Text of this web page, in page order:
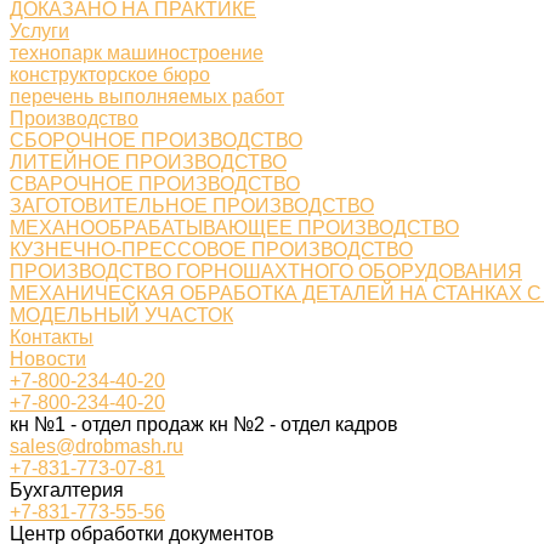
ДОКАЗАНО НА ПРАКТИКЕ
Услуги
технопарк машиностроение
конструкторское бюро
перечень выполняемых работ
Производство
СБОРОЧНОЕ ПРОИЗВОДСТВО
ЛИТЕЙНОЕ ПРОИЗВОДСТВО
СВАРОЧНОЕ ПРОИЗВОДСТВО
ЗАГОТОВИТЕЛЬНОЕ ПРОИЗВОДСТВО
МЕХАНООБРАБАТЫВАЮЩЕЕ ПРОИЗВОДСТВО
КУЗНЕЧНО-ПРЕССОВОЕ ПРОИЗВОДСТВО
ПРОИЗВОДСТВО ГОРНОШАХТНОГО ОБОРУДОВАНИЯ
МЕХАНИЧЕСКАЯ ОБРАБОТКА ДЕТАЛЕЙ НА СТАНКАХ
МОДЕЛЬНЫЙ УЧАСТОК
Контакты
Новости
+7-800-234-40-20
+7-800-234-40-20
кн №1 - отдел продаж кн №2 - отдел кадров
sales@drobmash.ru
+7-831-773-07-81
Бухгалтерия
+7-831-773-55-56
Центр обработки документов